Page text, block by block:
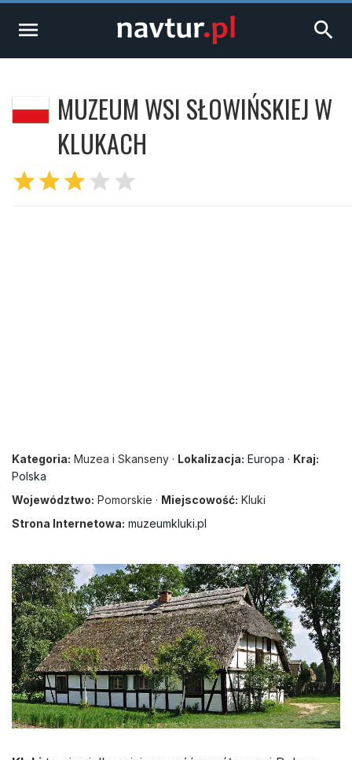
menu search
MUZEUM WSI SŁOWIŃSKIEJ W
KLUKACH
starstarstar star star
Kategoria: Muzea i Skanseny · Lokalizacja: Europa · Kraj:
Polska
Województwo: Pomorskie · Miejscowość: Kluki
Strona Internetowa: muzeumkluki.pl